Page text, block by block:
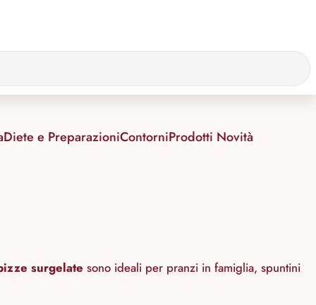
Diete e PreparazioniContorniProdotti Novità
surgelate sono ideali per pranzi in famiglia, spuntini